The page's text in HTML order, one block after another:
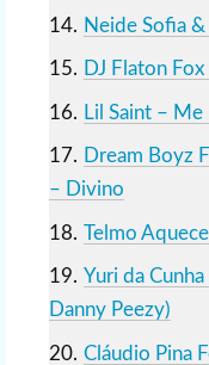
Neide Sofia
DJ Flaton
Lil Saint – Me
Dream Boyz
– Divino
Telmo
Yuri da
Danny Peezy)
Cláudio Pina